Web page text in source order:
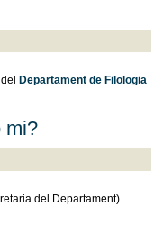
Departament de Filologia
mi?
del Departament)